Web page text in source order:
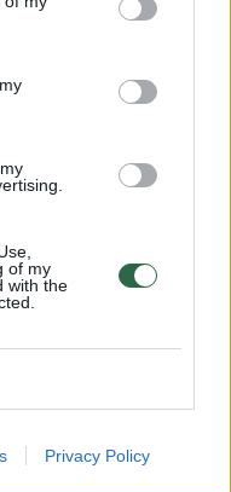
of my
with the
Privacy Policy
konkrečiai,
gavę pasiūlymų
Socialiniam
tuos pačius
mažinimo
už tai, kad
taikant